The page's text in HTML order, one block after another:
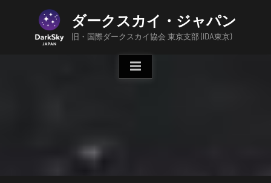
ダークスカイ・ジャパン
旧・国際ダークスカイ協会 東京支部 (IDA東京)